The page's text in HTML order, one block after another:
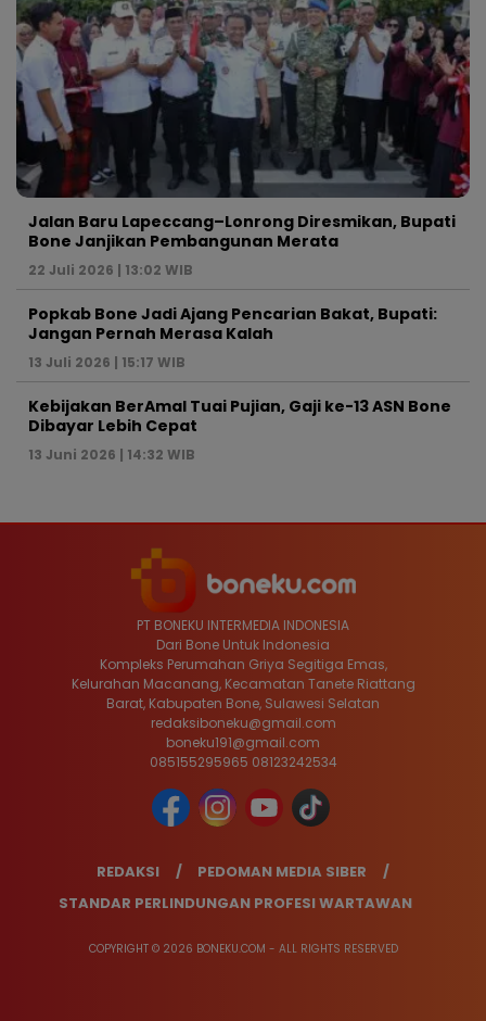
Jalan Baru Lapeccang–Lonrong Diresmikan, Bupati
Bone Janjikan Pembangunan Merata
22 Juli 2026 | 13:02 WIB
Popkab Bone Jadi Ajang Pencarian Bakat, Bupati:
Jangan Pernah Merasa Kalah
13 Juli 2026 | 15:17 WIB
Kebijakan BerAmal Tuai Pujian, Gaji ke-13 ASN Bone
Dibayar Lebih Cepat
13 Juni 2026 | 14:32 WIB
PT BONEKU INTERMEDIA INDONESIA
Dari Bone Untuk Indonesia
Kompleks Perumahan Griya Segitiga Emas,
Kelurahan Macanang, Kecamatan Tanete Riattang
Barat, Kabupaten Bone, Sulawesi Selatan
redaksiboneku@gmail.com
boneku191@gmail.com
085155295965 08123242534
REDAKSI
PEDOMAN MEDIA SIBER
STANDAR PERLINDUNGAN PROFESI WARTAWAN
COPYRIGHT © 2026 BONEKU.COM - ALL RIGHTS RESERVED